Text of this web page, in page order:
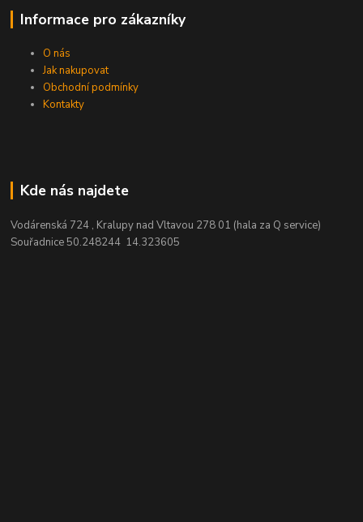
Informace pro zákazníky
O nás
Jak nakupovat
Obchodní podmínky
Kontakty
Kde nás najdete
Vodárenská 724 , Kralupy nad Vltavou 278 01 (hala za Q service)
Souřadnice 50.248244 14.323605